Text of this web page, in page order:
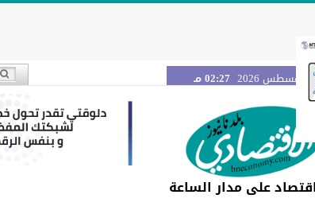
02:27 مـ
اقتصاد على مدار الساعة